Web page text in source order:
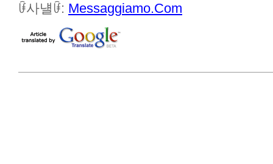
ꀰ사냴ꀰ: Messaggiamo.Com